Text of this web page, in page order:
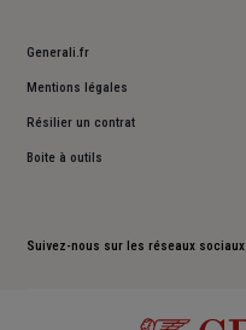
Generali.fr
Mentions légales
Résilier un contrat
Boite à outils
Suivez-nous sur les réseaux sociaux